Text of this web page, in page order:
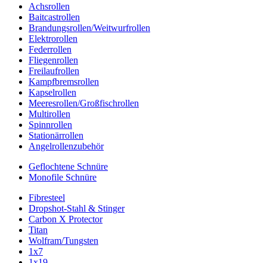
Achsrollen
Baitcastrollen
Brandungsrollen/Weitwurfrollen
Elektrorollen
Federrollen
Fliegenrollen
Freilaufrollen
Kampfbremsrollen
Kapselrollen
Meeresrollen/Großfischrollen
Multirollen
Spinnrollen
Stationärrollen
Angelrollenzubehör
Geflochtene Schnüre
Monofile Schnüre
Fibresteel
Dropshot-Stahl & Stinger
Carbon X Protector
Titan
Wolfram/Tungsten
1x7